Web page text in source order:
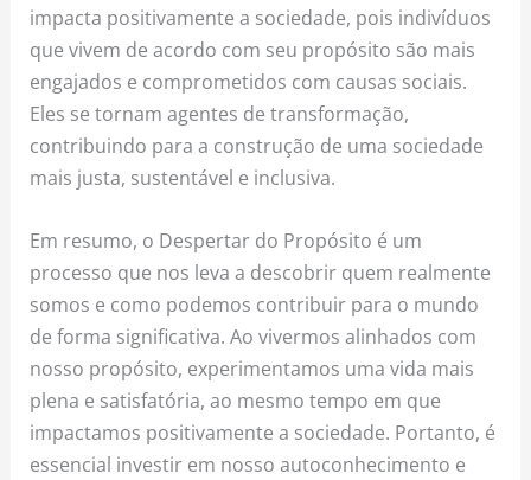
impacta positivamente a sociedade, pois indivíduos
que vivem de acordo com seu propósito são mais
engajados e comprometidos com causas sociais.
Eles se tornam agentes de transformação,
contribuindo para a construção de uma sociedade
mais justa, sustentável e inclusiva.
Em resumo, o Despertar do Propósito é um
processo que nos leva a descobrir quem realmente
somos e como podemos contribuir para o mundo
de forma significativa. Ao vivermos alinhados com
nosso propósito, experimentamos uma vida mais
plena e satisfatória, ao mesmo tempo em que
impactamos positivamente a sociedade. Portanto, é
essencial investir em nosso autoconhecimento e